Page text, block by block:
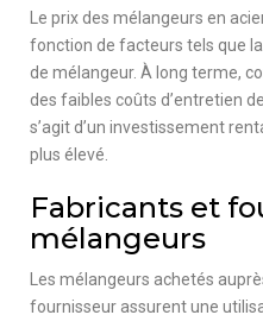
Le prix des mélangeurs en
fonction de facteurs tels que
de mélangeur. À long terme,
des faibles coûts d’entretien
s’agit d’un investissement
plus élevé.
Fabricants et
mélangeurs
Les mélangeurs achetés
fournisseur assurent une